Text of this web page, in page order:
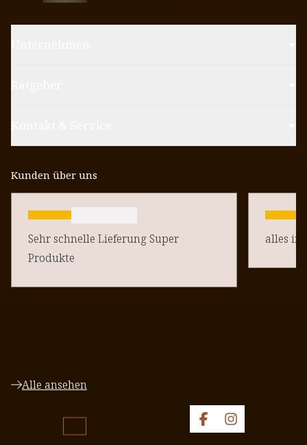
Kunden über uns
Sehr schnelle Lieferung Super
Produkte
alles in
Alle ansehen